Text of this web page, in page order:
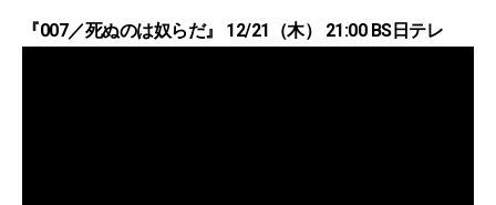
『007／死ぬのは奴らだ』 12/21（木） 21:00 BS日テレ